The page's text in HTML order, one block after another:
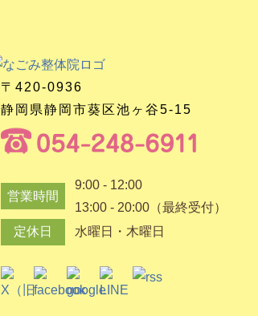
〒420-0936
静岡県静岡市葵区池ヶ谷5-15
営業時間
9:00 - 12:00
13:00 - 20:00（最終受付）
定休日
水曜日・木曜日